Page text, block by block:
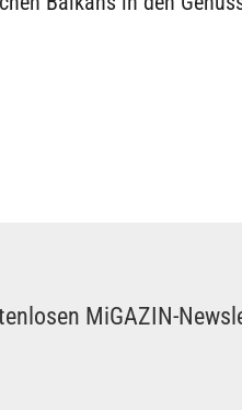
MiGAZIN-